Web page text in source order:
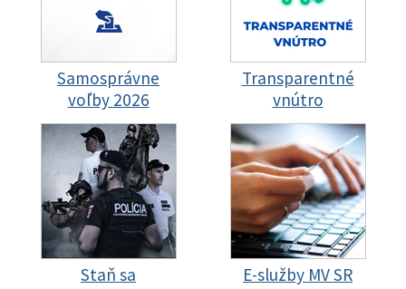
Samosprávne
voľby 2026
Transparentné
vnútro
Staň sa
E-služby MV SR